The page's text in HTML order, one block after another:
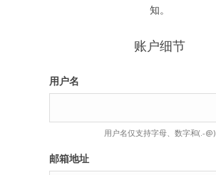
知。
账户细节
用户名
用户名仅支持字母、数字和(.-@)
邮箱地址